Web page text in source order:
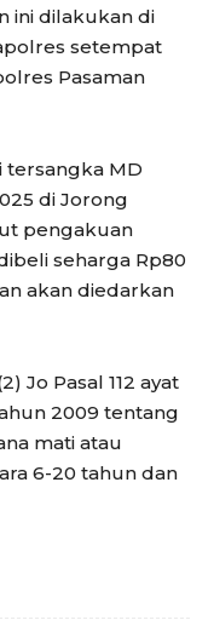
ini dilakukan di
setempat
Pasaman
tersangka MD
di Jorong
pengakuan
seharga Rp80
akan diedarkan
Jo Pasal 112 ayat
2009 tentang
mati atau
6-20 tahun dan